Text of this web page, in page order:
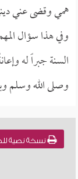
همي وقضى عني
وفي هذا سؤال
السنة جبراً له
وصلى الله وسلم